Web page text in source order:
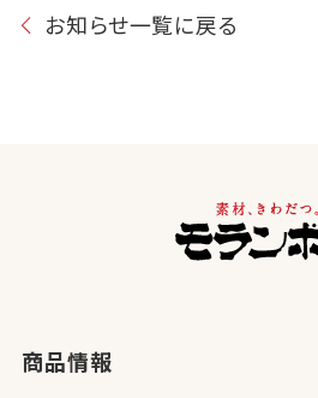
お知らせ一覧に戻る
商品情報